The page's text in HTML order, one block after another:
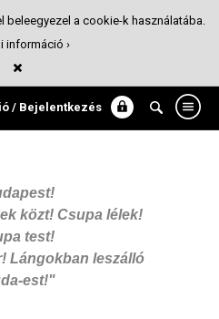
/ Bejelentkezés
közt! Csupa lélek!
test!
Lángokban leszálló
est!"
beleegyezel a cookie-k használatába.
információ ›